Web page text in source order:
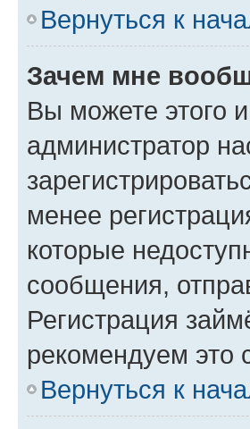
Вернуться к
Зачем мне
Вы можете этого
администратор
менее
которые
сообщения,
Регистрация
рекомендуем это
Вернуться к